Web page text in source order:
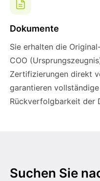
Dokumente
Sie erhalten die
COO
Zertifizierungen direkt
garantieren
Rückverfolgbarkeit der
Suchen Sie